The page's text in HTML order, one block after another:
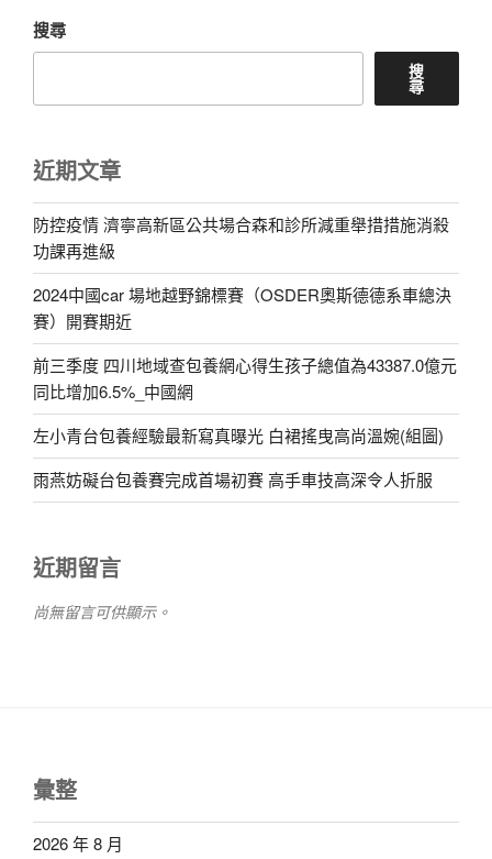
搜尋
搜
尋
近期文章
防控疫情 濟寧高新區公共場合森和診所減重舉措措施消殺
功課再進級
2024中國car 場地越野錦標賽（OSDER奧斯德德系車總決
賽）開賽期近
前三季度 四川地域查包養網心得生孩子總值為43387.0億元
同比增加6.5%_中國網
左小青台包養經驗最新寫真曝光 白裙搖曳高尚溫婉(組圖)
雨燕妨礙台包養賽完成首場初賽 高手車技高深令人折服
近期留言
尚無留言可供顯示。
彙整
2026 年 8 月